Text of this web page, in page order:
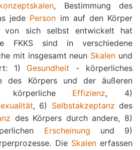
, Bestimmung des
jede Person im auf den Körper
von sich selbst entwickelt hat
FKKS sind in verschiedene
mit insgesamt neun Skalen und
1) Gesundheit - körperliches
des Körpers und der äußeren
Effizienz, 4)
, 6) Selbstakzeptanz des
des Körpers durch andere, 8)
Erscheinung und 9)
Die Skalenerfassen